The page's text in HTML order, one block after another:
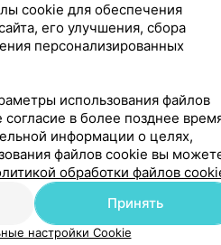
cookie для обеспечения
его улучшения, сбора
персонализированных
использования файлов
в более позднее
информации о целях,
файлов cookie вы
обработки файлов
Принять
настройки Cookie